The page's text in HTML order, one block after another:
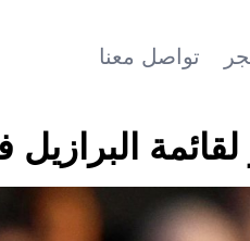
تواصل معنا